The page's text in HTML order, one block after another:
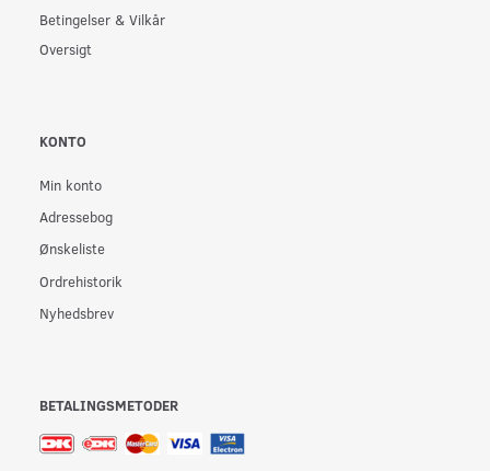
Betingelser & Vilkår
Oversigt
KONTO
Min konto
Adressebog
Ønskeliste
Ordrehistorik
Nyhedsbrev
BETALINGSMETODER